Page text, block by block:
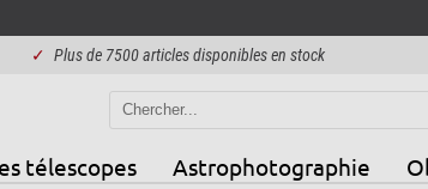
✓ Plus de 7500 articles disponibles en stock
télescopes Astrophotographie